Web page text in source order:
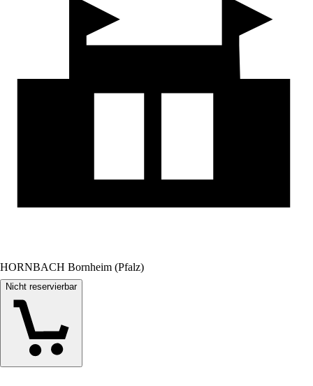
HORNBACH Bornheim (Pfalz)
Nicht reservierbar